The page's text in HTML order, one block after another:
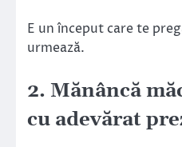
E un început care te
urmează.
2. Mănâncă
cu adevărat